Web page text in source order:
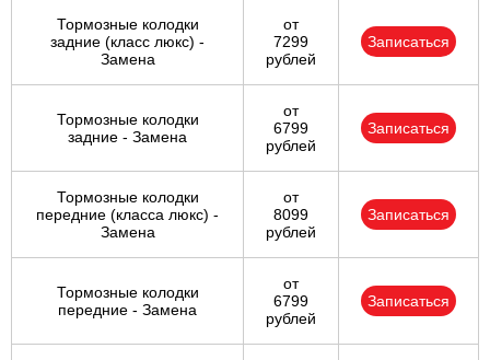
Тормозные колодки
задние (класс люкс) -
Замена
от
7299
рублей
Записаться
Тормозные колодки
задние - Замена
от
6799
рублей
Записаться
Тормозные колодки
передние (класса люкс) -
Замена
от
8099
рублей
Записаться
Тормозные колодки
передние - Замена
от
6799
рублей
Записаться